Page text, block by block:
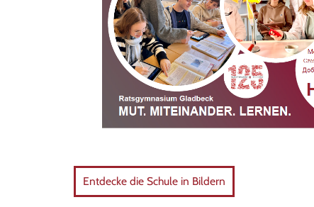
Entdecke die Schule in Bildern